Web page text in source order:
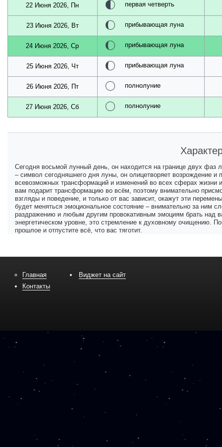
22 Июня 2026, Пн первая четверть
23 Июня 2026, Вт прибывающая луна
24 Июня 2026, Ср прибывающая луна
25 Июня 2026, Чт прибывающая луна
26 Июня 2026, Пт полнолуние
27 Июня 2026, Сб полнолуние
Сегодня восьмой лунный день, он находится на границе двух фаз
– символ сегодняшнего дня луны, он олицетворяет возрождение
всевозможных трансформаций и изменений во всех сферах
вам подарит трансформацию во всём, поэтому внимательно
взгляды и поведение, и только от вас зависит, окажут эти
будет меняться эмоциональное состояние – внимательно за ним
раздражению и любым другим провокативным эмоциям брать над
энергетическом уровне, это стремление к духовному очищению.
прошлое и отпустите всё, что вас тяготит.
Главная
Контакты
Виджет на сайт